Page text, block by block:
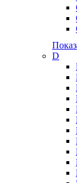
D